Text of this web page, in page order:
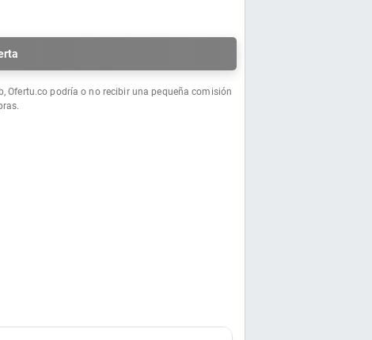
Ofertu.co podría o no recibir una pequeña comisión